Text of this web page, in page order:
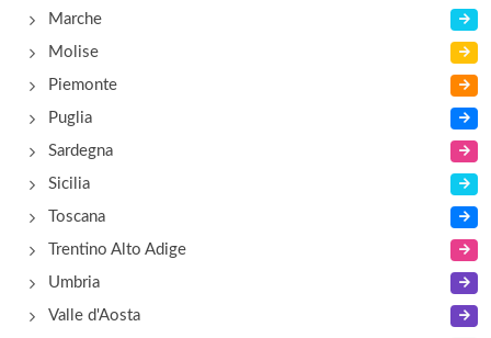
via Del Gelso 10, Udine
Marche
Molise
Piemonte
Puglia
Sardegna
Sicilia
Toscana
Trentino Alto Adige
Umbria
Valle d'Aosta